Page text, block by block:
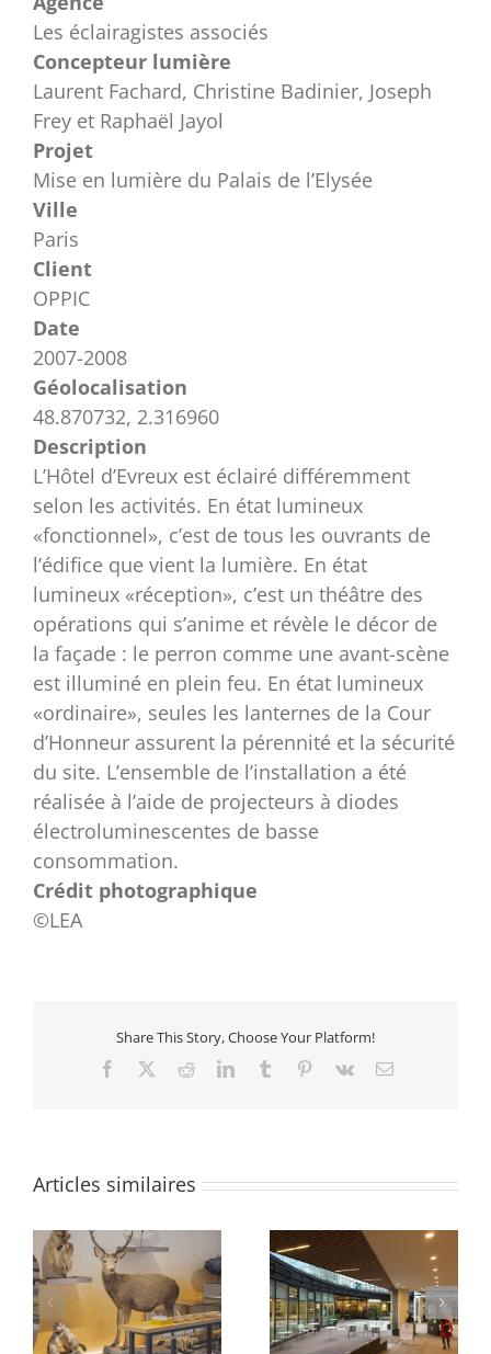
Les éclairagistes associés
Concepteur lumière
Laurent Fachard, Christine Badinier, Joseph
Frey et Raphaël Jayol
Projet
Mise en lumière du Palais de l’Elysée
Ville
Paris
Client
OPPIC
Date
2007-2008
Géolocalisation
48.870732, 2.316960
Description
L’Hôtel d’Evreux est éclairé différemment
selon les activités. En état lumineux
«fonctionnel», c’est de tous les ouvrants de
l’édifice que vient la lumière. En état
lumineux «réception», c’est un théâtre des
opérations qui s’anime et révèle le décor de
la façade : le perron comme une avant-scène
est illuminé en plein feu. En état lumineux
«ordinaire», seules les lanternes de la Cour
d’Honneur assurent la pérennité et la sécurité
du site. L’ensemble de l’installation a été
réalisée à l’aide de projecteurs à diodes
électroluminescentes de basse
consommation.
Crédit photographique
©LEA
Share This Story, Choose Your Platform!
Facebook RedditLinkedInTumblr Pinterest
Vk Email
Articles similaires
Abords Oxygen Quartier des Groues